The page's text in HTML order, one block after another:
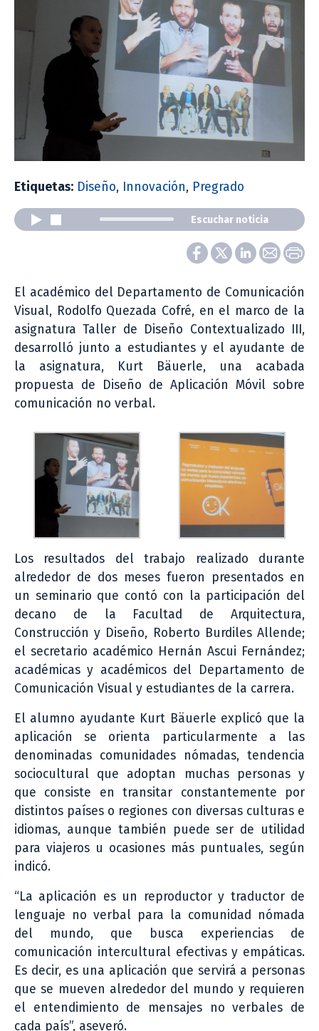
Etiquetas: Diseño, Innovación, Pregrado
Escuchar noticia
El académico del Departamento de Comunicación
Visual, Rodolfo Quezada Cofré, en el marco de la
asignatura Taller de Diseño Contextualizado III,
desarrolló junto a estudiantes y el ayudante de
la asignatura, Kurt Bäuerle, una acabada
propuesta de Diseño de Aplicación Móvil sobre
comunicación no verbal.
Los resultados del trabajo realizado durante
alrededor de dos meses fueron presentados en
un seminario que contó con la participación del
decano de la Facultad de Arquitectura,
Construcción y Diseño, Roberto Burdiles Allende;
el secretario académico Hernán Ascui Fernández;
académicas y académicos del Departamento de
Comunicación Visual y estudiantes de la carrera.
El alumno ayudante Kurt Bäuerle explicó que la
aplicación se orienta particularmente a las
denominadas comunidades nómadas, tendencia
sociocultural que adoptan muchas personas y
que consiste en transitar constantemente por
distintos países o regiones con diversas culturas e
idiomas, aunque también puede ser de utilidad
para viajeros u ocasiones más puntuales, según
indicó.
“La aplicación es un reproductor y traductor de
lenguaje no verbal para la comunidad nómada
del mundo, que busca experiencias de
comunicación intercultural efectivas y empáticas.
Es decir, es una aplicación que servirá a personas
que se mueven alrededor del mundo y requieren
el entendimiento de mensajes no verbales de
cada país”, aseveró.